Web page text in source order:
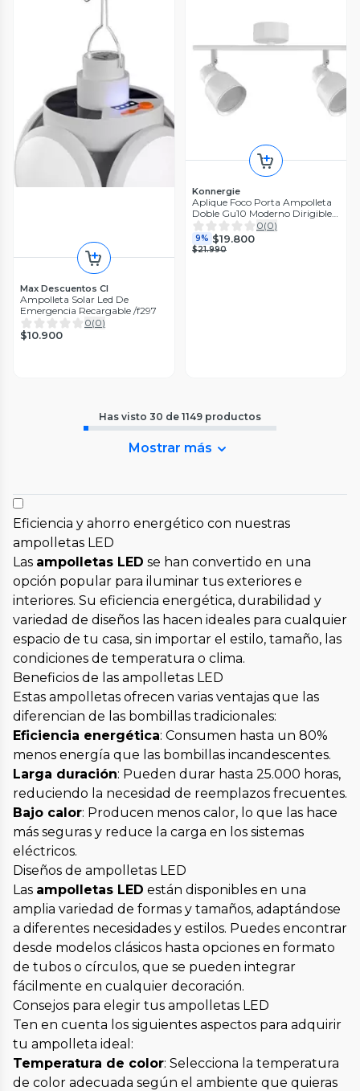
Max Descuentos Cl
Ampolleta Solar Led De
Emergencia Recargable /f297
0(0)
$10.900
Konnergie
Aplique Foco Porta Ampolleta
Doble Gu10 Moderno Dirigible
Blanco/Luz fría
0(0)
9% $19.800
$21.990
Has visto 30 de 1149 productos
Mostrar más
Eficiencia y ahorro energético con nuestras
ampolletas LED
Las ampolletas LED se han convertido en una
opción popular para iluminar tus exteriores e
interiores. Su eficiencia energética, durabilidad y
variedad de diseños las hacen ideales para cualquier
espacio de tu casa, sin importar el estilo, tamaño, las
condiciones de temperatura o clima.
Beneficios de las ampolletas LED
Estas ampolletas ofrecen varias ventajas que las
diferencian de las bombillas tradicionales:
Eficiencia energética: Consumen hasta un 80%
menos energía que las bombillas incandescentes.
Larga duración: Pueden durar hasta 25.000 horas,
reduciendo la necesidad de reemplazos frecuentes.
Bajo calor: Producen menos calor, lo que las hace
más seguras y reduce la carga en los sistemas
eléctricos.
Diseños de ampolletas LED
Las ampolletas LED están disponibles en una
amplia variedad de formas y tamaños, adaptándose
a diferentes necesidades y estilos. Puedes encontrar
desde modelos clásicos hasta opciones en formato
de tubos o círculos, que se pueden integrar
fácilmente en cualquier decoración.
Consejos para elegir tus ampolletas LED
Ten en cuenta los siguientes aspectos para adquirir
tu ampolleta ideal:
Temperatura de color: Selecciona la temperatura
de color adecuada según el ambiente que quieras